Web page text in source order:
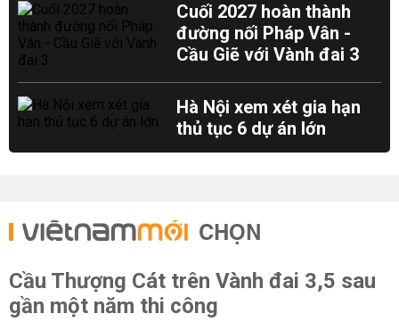
Cuối 2027 hoàn thành
đường nối Pháp Vân -
Cầu Giẽ với Vành đai 3
Hà Nội xem xét gia hạn
thủ tục 6 dự án lớn
CHỌN
Cầu Thượng Cát trên Vành đai 3,5 sau
gần một năm thi công